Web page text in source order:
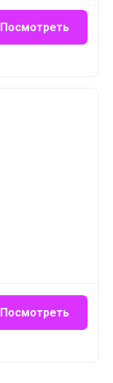
Посмотреть
Посмотреть